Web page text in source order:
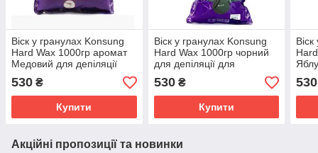
Віск у гранулах Konsung
Hard Wax 1000гр аромат
Медовий для депіляції
для воскоплаву плівковий
віск 1 кг гранули
530 ₴
Купити
Віск у гранулах Konsung
Hard Wax 1000гр чорний
для депіляції для
воскоплаву плівковий віск
1 кг гранули
530₴
Купити
1 кг
530
Акційні пропозиції та новинки